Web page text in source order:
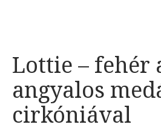
Lottie – fehér
angyalos
cirkóniával